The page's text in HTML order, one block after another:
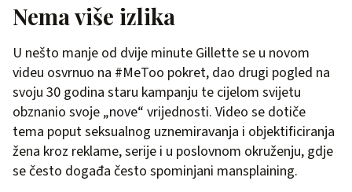
Nema više izlika
U nešto manje od dvije minute Gillette se u novom
videu osvrnuo na #MeToo pokret, dao drugi pogled na
svoju 30 godina staru kampanju te cijelom svijetu
obznanio svoje „nove“ vrijednosti. Video se dotiče
tema poput seksualnog uznemiravanja i objektificiranja
žena kroz reklame, serije i u poslovnom okruženju, gdje
se često događa često spominjani mansplaining.